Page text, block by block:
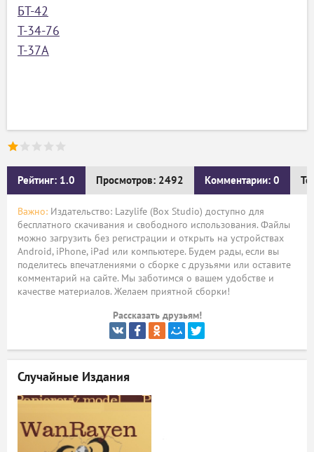
БТ-42
Т-34-76
Т-37А
Рейтинг: 1.0 Просмотров: 2492 Комментарии: 0
Важно: Издательство: Lazylife (Box Studio) доступно для
бесплатного скачивания и свободного использования. Файлы
можно загрузить без регистрации и открыть на устройствах
Android, iPhone, iPad или компьютере. Будем рады, если вы
поделитесь впечатлениями о сборке с друзьями или оставите
комментарий на сайте. Мы заботимся о вашем удобстве и
качестве материалов. Желаем приятной сборки!
Рассказать друзьям!
Случайные Издания